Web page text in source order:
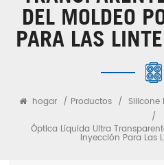
DEL MOLDEO
PARA LAS
hogar / Productos / Silicone
/
Óptica Líquida Ultra
Inyección Para Las